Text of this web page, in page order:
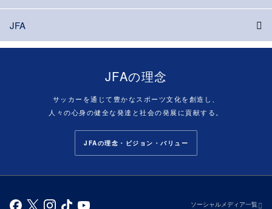
JFA
JFAの理念
サッカーを通じて豊かなスポーツ文化を創造し、
人々の心身の健全な発達と社会の発展に貢献する。
JFAの理念・ビジョン・バリュー
ソーシャルメディア一覧